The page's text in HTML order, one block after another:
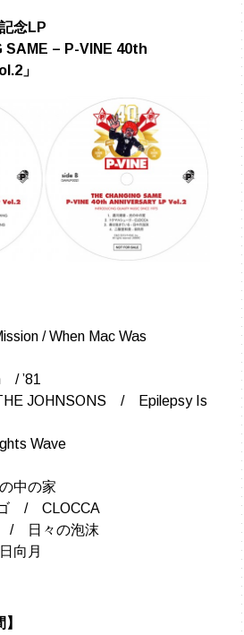
念LP
SAME – P-VINE 40th
」
/ When Mac Was
/ ’81
JOHNSONS / Epilepsy Is
Wave
中の家
/ CLOCCA
/ 日々の泡沫
向月